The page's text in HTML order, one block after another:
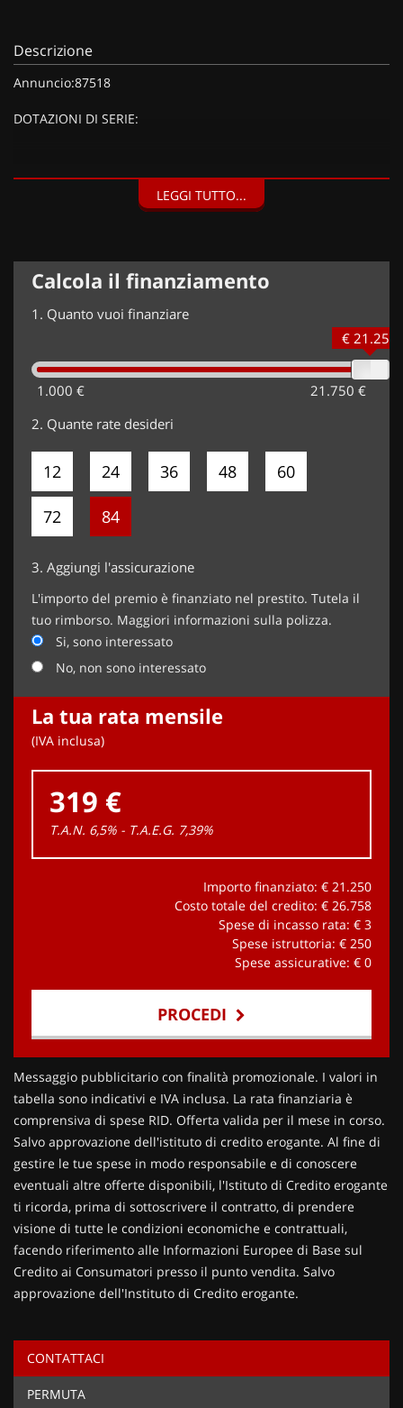
Descrizione
Annuncio:87518
DOTAZIONI DI SERIE:
Tinta metallizzata (750 EUR),
LEGGI TUTTO...
Calcola il finanziamento
1. Quanto vuoi finanziare
1.000 € 21.750 €
€ 21.250
2. Quante rate desideri
12 24 36 48 60
72 84
3. Aggiungi l'assicurazione
L'importo del premio è finanziato nel prestito. Tutela il
tuo rimborso. Maggiori informazioni sulla polizza.
Si, sono interessato
No, non sono interessato
La tua rata mensile
(IVA inclusa)
319 €
T.A.N. 6,5% - T.A.E.G. 7,39%
Importo finanziato: € 21.250
Costo totale del credito: € 26.758
Spese di incasso rata: € 3
Spese istruttoria: € 250
Spese assicurative: € 0
PROCEDI
Contattaci
Ho letto e accettol'informativa privacy*
Acconsento al trattamento dei miei dati per finalità di
Messaggio pubblicitario con finalità promozionale. I valori in
tabella sono indicativi e IVA inclusa. La rata finanziaria è
comprensiva di spese RID. Offerta valida per il mese in corso.
Salvo approvazione dell'istituto di credito erogante. Al fine di
gestire le tue spese in modo responsabile e di conoscere
eventuali altre offerte disponibili, l'Istituto di Credito erogante
ti ricorda, prima di sottoscrivere il contratto, di prendere
visione di tutte le condizioni economiche e contrattuali,
facendo riferimento alle Informazioni Europee di Base sul
Credito ai Consumatori presso il punto vendita. Salvo
approvazione dell'Instituto di Credito erogante.
CONTATTACI
PERMUTA